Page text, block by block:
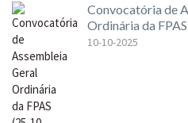
Convocatória de
Ordinária da
10-10-2025